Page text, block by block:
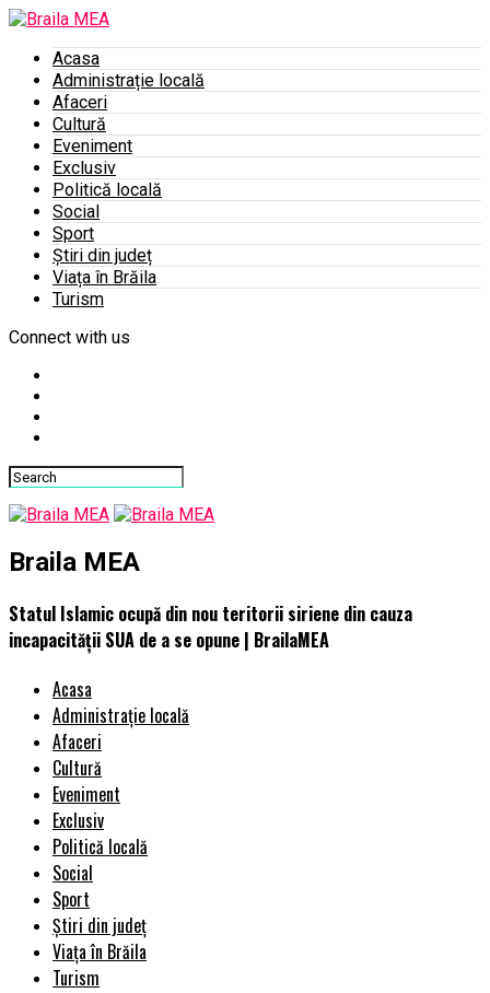
Acasa
Administrație locală
Afaceri
Cultură
Eveniment
Exclusiv
Politică locală
Social
Sport
Știri din județ
Viața în Brăila
Turism
Connect with us
Braila MEA
Statul Islamic ocupă din nou teritorii siriene din cauza
incapacității SUA de a se opune | BrailaMEA
Acasa
Administrație locală
Afaceri
Cultură
Eveniment
Exclusiv
Politică locală
Social
Sport
Știri din județ
Viața în Brăila
Turism